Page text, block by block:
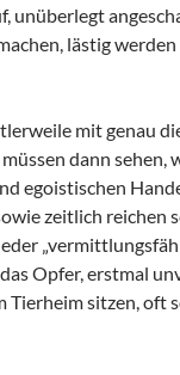
unüberlegt
lästig
mit genau
dann sehen,
egoistischen
zeitlich reichen
Opfer, erstmal
Tierheim sitzen, oft